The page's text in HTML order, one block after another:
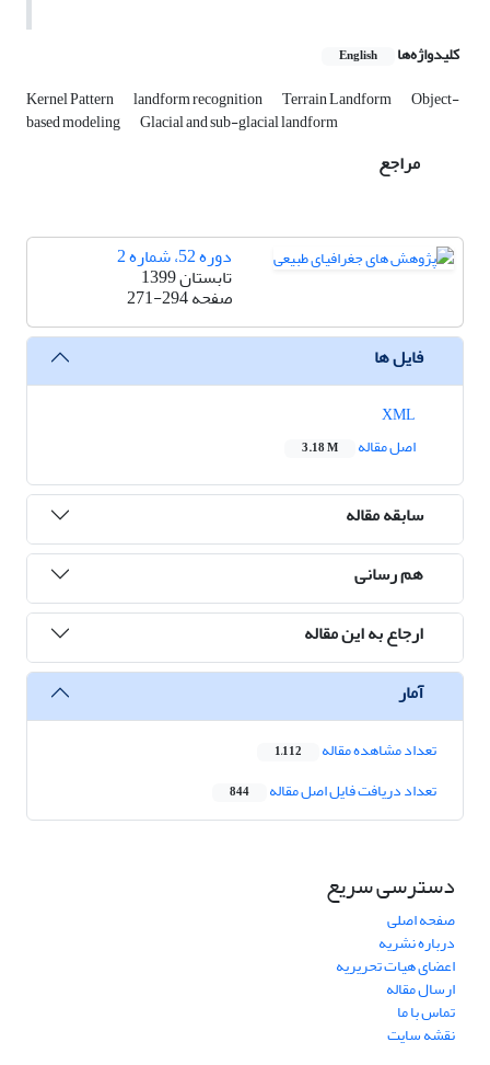
کلیدواژه‌ها English
Kernel Pattern landform recognition Terrain Landform Object-
based modeling Glacial and sub-glacial landform
مراجع
دوره 52، شماره 2
تابستان 1399
صفحه271-294
فایل ها
اصل مقاله
3.18 M
سابقه مقاله
هم رسانی
ارجاع به این مقاله
آمار
تعداد مشاهده مقاله 1,112
تعداد دریافت فایل اصل مقاله 844
دسترسی سریع
صفحه اصلی
درباره نشریه
اعضای هیات تحریریه
ارسال مقاله
تماس با ما
نقشه سایت